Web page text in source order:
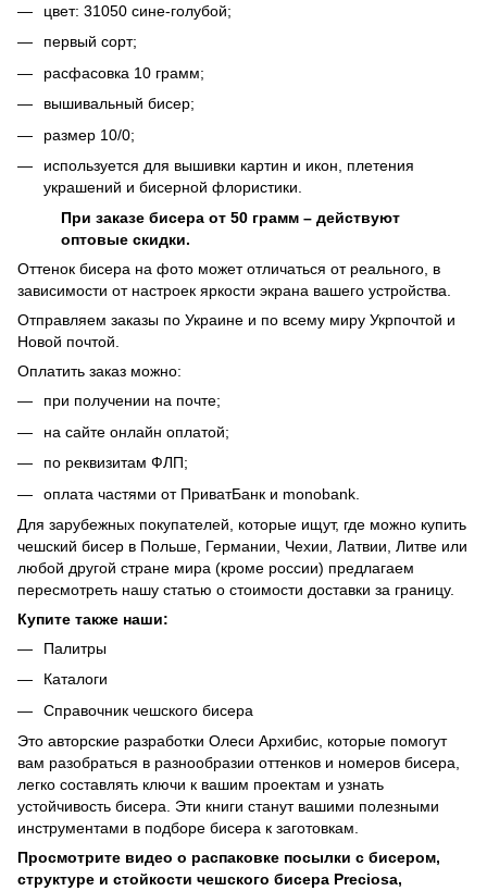
цвет: 31050 сине-голубой;
первый сорт;
расфасовка 10 грамм;
вышивальный бисер;
размер 10/0;
используется для вышивки картин и икон, плетения
украшений и бисерной флористики.
При заказе бисера от 50 грамм – действуют
оптовые скидки.
Оттенок бисера на фото может отличаться от реального, в
зависимости от настроек яркости экрана вашего устройства.
Отправляем заказы по Украине и по всему миру Укрпочтой и
Новой почтой.
Оплатить заказ можно:
при получении на почте;
на сайте онлайн оплатой;
по реквизитам ФЛП;
оплата частями от ПриватБанк и monobank.
Для зарубежных покупателей, которые ищут, где можно купить
чешский бисер в Польше, Германии, Чехии, Латвии, Литве или
любой другой стране мира (кроме россии) предлагаем
пересмотреть нашу статью о стоимости доставки за границу.
Купите также наши:
Палитры
Каталоги
Справочник чешского бисера
Это авторские разработки Олеси Архибис, которые помогут
вам разобраться в разнообразии оттенков и номеров бисера,
легко составлять ключи к вашим проектам и узнать
устойчивость бисера. Эти книги станут вашими полезными
инструментами в подборе бисера к заготовкам.
Просмотрите видео о распаковке посылки с бисером,
структуре и стойкости чешского бисера Preciosa,